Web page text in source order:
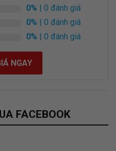
Tự Động
giúp điều chỉnh ánh sáng
0% | 0 đánh giá
0% | 0 đánh giá
0% | 0 đánh giá
NGAY
FACEBOOK